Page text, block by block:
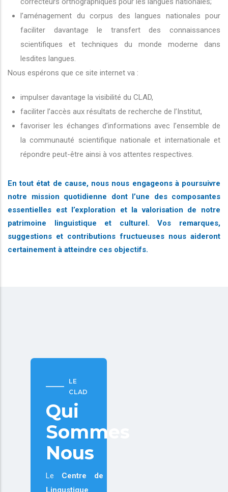
l’aménagement du corpus des langues nationales pour
faciliter davantage le transfert des connaissances
scientifiques et techniques du monde moderne dans
lesdites langues.
Nous espérons que ce site internet va :
impulser davantage la visibilité du CLAD,
faciliter l’accès aux résultats de recherche de l’Institut,
favoriser les échanges d’informations avec l’ensemble de
la communauté scientifique nationale et internationale et
répondre peut-être ainsi à vos attentes respectives.
En tout état de cause, nous nous engageons à poursuivre
notre mission quotidienne dont l’une des composantes
essentielles est l’exploration et la valorisation de notre
patrimoine linguistique et culturel. Vos remarques,
suggestions et contributions fructueuses nous aideront
certainement à atteindre ces objectifs.
LE
CLAD
Qui
Sommes
Nous
Le Centre de
Lingustique